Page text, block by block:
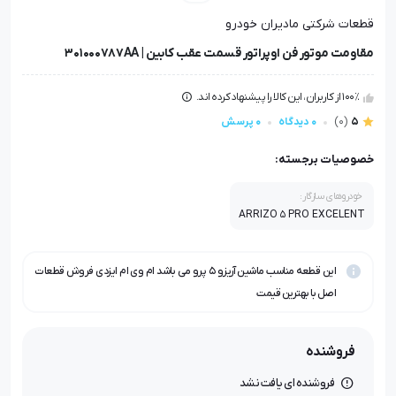
قطعات شرکتی مادیران خودرو
مقاومت موتور فن اوپراتور قسمت عقب کابین | 301000787AA
100٪ از کاربران، این کالا را پیشنهاد کرده اند.
5
(0) 0 دیدگاه 0 پرسش
خصوصیات برجسته:
خودروهای سازگار:
ARRIZO 5 PRO EXCELENT
این قطعه مناسب ماشین آریزو ۵ پرو می باشد ام وی ام ایزدی فروش قطعات
اصل با بهترین قیمت
فروشنده
فروشنده ای یافت نشد